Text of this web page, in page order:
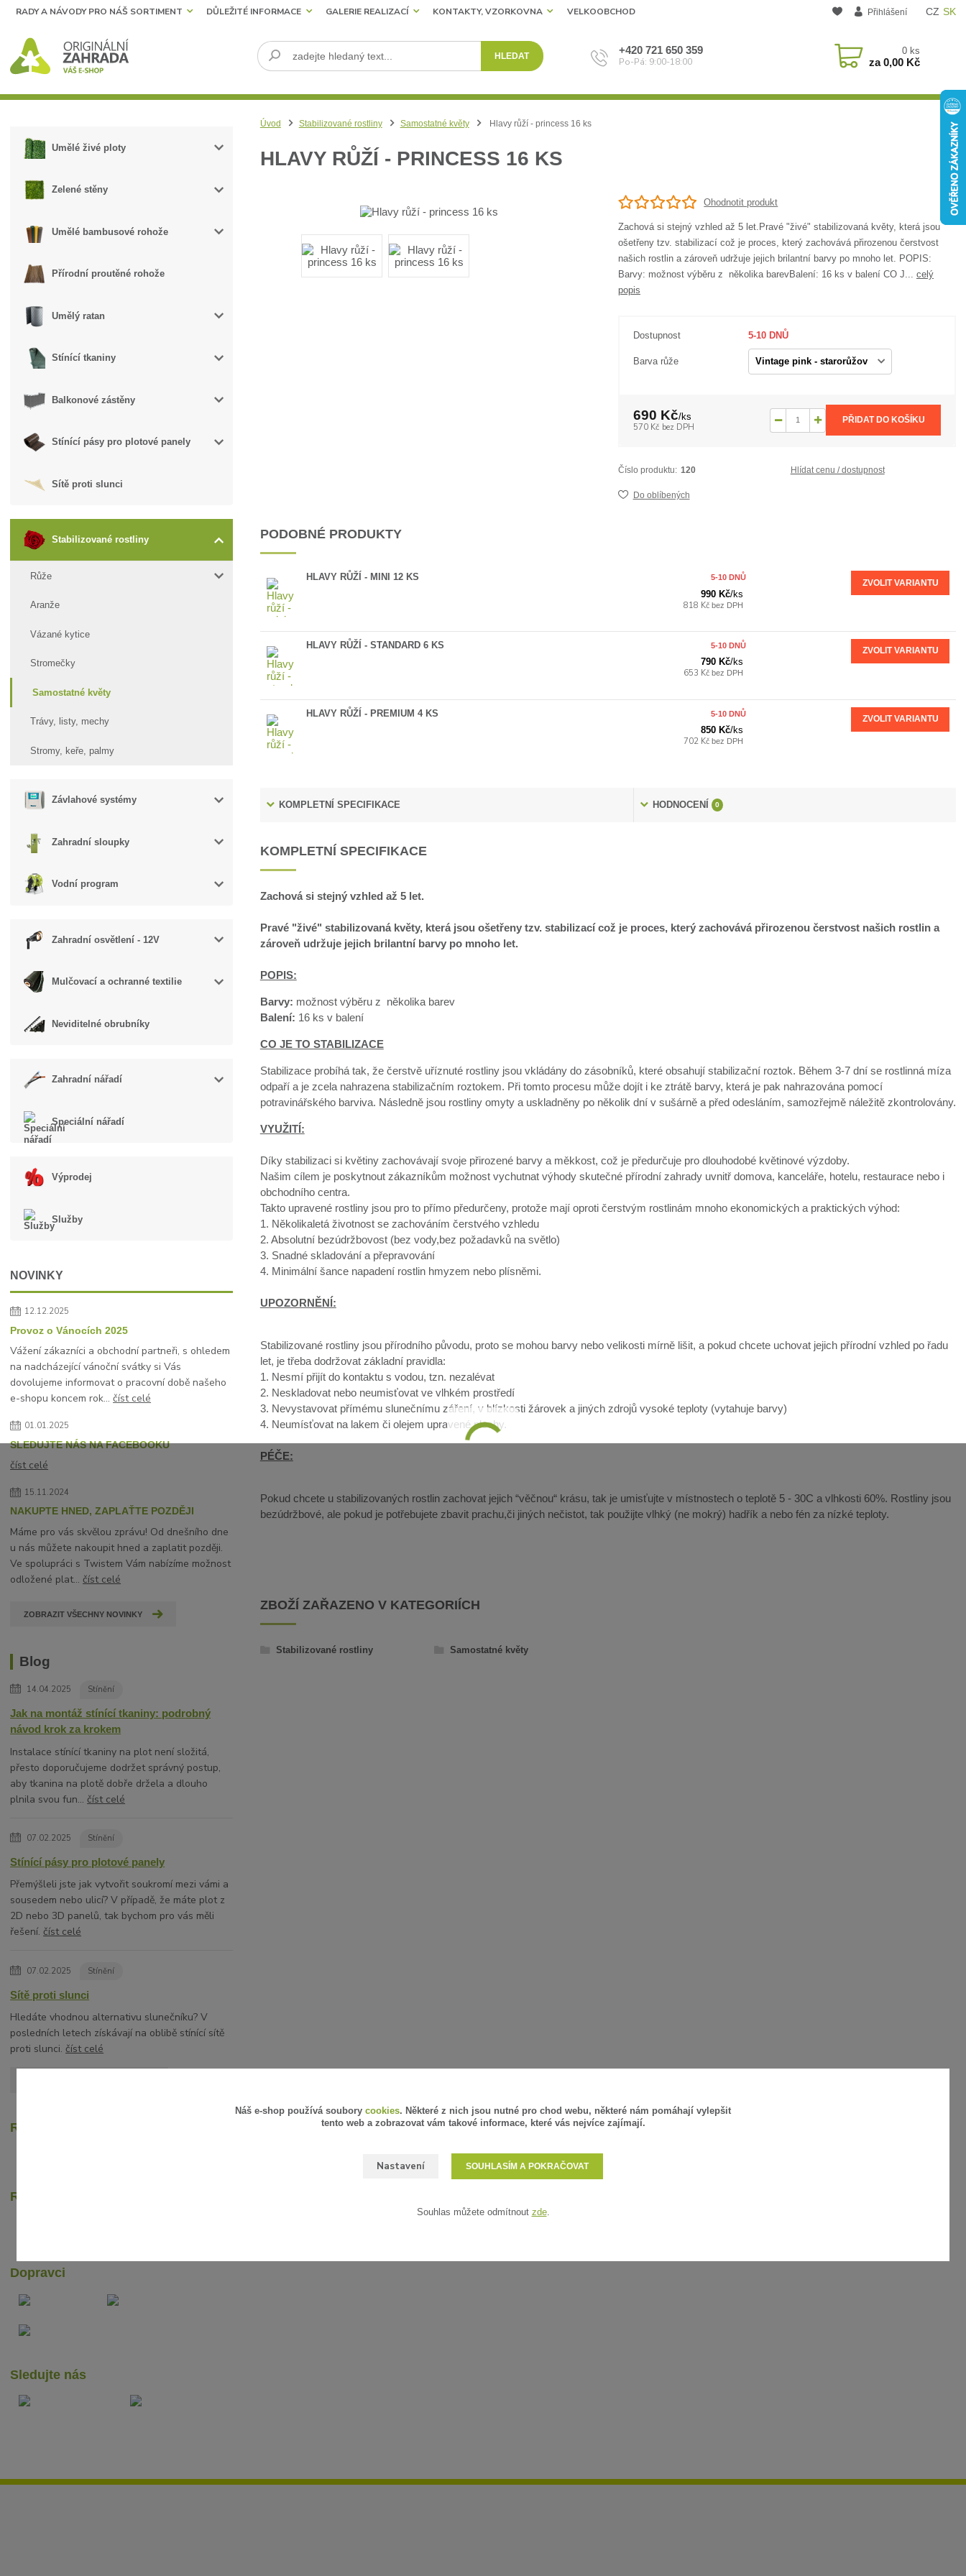
CZ SK
RADY A NÁVODY PRO NÁŠ SORTIMENT DŮLEŽITÉ INFORMACE GALERIE REALIZACÍ KONTAKTY, VZORKOVNA VELKOOBCHOD Přihlášení
HLEDAT +420 721 650 359
Po-Pá: 9:00-18:00
0 ks
za0,00 Kč
Umělé živé ploty
Zelené stěny
Umělé bambusové rohože
Přírodní proutěné rohože
Umělý ratan
Stínící tkaniny
Balkonové zástěny
Stínící pásy pro plotové panely
Sítě proti slunci
Stabilizované rostliny
Růže
Aranže
Vázané kytice
Stromečky
Samostatné květy
Trávy, listy, mechy
Stromy, keře, palmy
Závlahové systémy
Zahradní sloupky
Vodní program
Zahradní osvětlení - 12V
Mulčovací a ochranné textilie
Neviditelné obrubníky
Zahradní nářadí
Speciální nářadí
Výprodej
Služby
NOVINKY
12.12.2025
Provoz o Vánocích 2025
Vážení zákazníci a obchodní partneři, s ohledem
na nadcházející vánoční svátky si Vás
dovolujeme informovat o pracovní době našeho
e-shopu koncem rok...číst celé
01.01.2025
SLEDUJTE NÁS NA FACEBOOKU
číst celé
15.11.2024
NAKUPTE HNED, ZAPLAŤTE POZDĚJI
Máme pro vás skvělou zprávu! Od dnešního dne
u nás můžete nakoupit hned a zaplatit později.
Ve spolupráci s Twistem Vám nabízíme možnost
odložené plat...číst celé
ZOBRAZIT VŠECHNY NOVINKY
Blog
14.04.2025 Stínění
Jak na montáž stínící tkaniny: podrobný
návod krok za krokem
Instalace stínící tkaniny na plot není složitá,
přesto doporučujeme dodržet správný postup,
aby tkanina na plotě dobře držela a dlouho
plnila svou fun...číst celé
07.02.2025 Stínění
Stínící pásy pro plotové panely
Přemýšleli jste jak vytvořit soukromí mezi vámi a
sousedem nebo ulicí? V případě, že máte plot z
2D nebo 3D panelů, tak bychom pro vás měli
řešení.číst celé
07.02.2025 Stínění
Sítě proti slunci
Hledáte vhodnou alternativu slunečníku? V
posledních letech získávají na oblibě stínící sítě
proti slunci.číst celé
Recenze zákazníků
Rychlé online platby
Dopravci
Sledujte nás
Úvod Stabilizované rostliny Samostatné květy Hlavy růží - princess 16 ks
HLAVY RŮŽÍ - PRINCESS 16 KS
Ohodnotit produkt
Zachová si stejný vzhled až 5 let.Pravé "živé" stabilizovaná květy, která jsou
ošetřeny tzv. stabilizací což je proces, který zachovává přirozenou čerstvost
našich rostlin a zároveň udržuje jejich brilantní barvy po mnoho let. POPIS:
Barvy: možnost výběru z několika barevBalení: 16 ks v balení CO J... celý
popis
Dostupnost 5-10 DNŮ
Barva růže
690 Kč/ks
570 Kč bez DPH
PŘIDAT DO KOŠÍKU
Číslo produktu: 120 Hlídat cenu / dostupnost
Do oblíbených
PODOBNÉ PRODUKTY
HLAVY RŮŽÍ - MINI 12 KS
990 Kč/ks
818 Kč bez DPH
5-10 DNŮ
ZVOLIT VARIANTU
HLAVY RŮŽÍ - STANDARD 6 KS
790 Kč/ks
653 Kč bez DPH
5-10 DNŮ
ZVOLIT VARIANTU
HLAVY RŮŽÍ - PREMIUM 4 KS
850 Kč/ks
702 Kč bez DPH
5-10 DNŮ
ZVOLIT VARIANTU
KOMPLETNÍ SPECIFIKACE HODNOCENÍ 0
KOMPLETNÍ SPECIFIKACE
Zachová si stejný vzhled až 5 let.
Pravé "živé" stabilizovaná květy, která jsou ošetřeny tzv. stabilizací což je proces, který zachovává přirozenou čerstvost našich rostlin a
zároveň udržuje jejich brilantní barvy po mnoho let.
POPIS:
Barvy: možnost výběru z několika barev
Balení: 16 ks v balení
CO JE TO STABILIZACE
Stabilizace probíhá tak, že čerstvě uříznuté rostliny jsou vkládány do zásobníků, které obsahují stabilizační roztok. Během 3-7 dní se rostlinná míza
odpaří a je zcela nahrazena stabilizačním roztokem. Při tomto procesu může dojít i ke ztrátě barvy, která je pak nahrazována pomocí
potravinářského barviva. Následně jsou rostliny omyty a uskladněny po několik dní v sušárně a před odesláním, samozřejmě náležitě zkontrolovány.
VYUŽITÍ:
Díky stabilizaci si květiny zachovávají svoje přirozené barvy a měkkost, což je předurčuje pro dlouhodobé květinové výzdoby.
Našim cílem je poskytnout zákazníkům možnost vychutnat výhody skutečné přírodní zahrady uvnitř domova, kanceláře, hotelu, restaurace nebo i
obchodního centra.
Takto upravené rostliny jsou pro to přímo předurčeny, protože mají oproti čerstvým rostlinám mnoho ekonomických a praktických výhod:
1. Několikaletá životnost se zachováním čerstvého vzhledu
2. Absolutní bezúdržbovost (bez vody,bez požadavků na světlo)
3. Snadné skladování a přepravování
4. Minimální šance napadení rostlin hmyzem nebo plísněmi.
UPOZORNĚNÍ:
Stabilizované rostliny jsou přírodního původu, proto se mohou barvy nebo velikosti mírně lišit, a pokud chcete uchovat jejich přírodní vzhled po řadu
let, je třeba dodržovat základní pravidla:
1. Nesmí přijít do kontaktu s vodou, tzn. nezalévat
2. Neskladovat nebo neumisťovat ve vlhkém prostředí
3. Nevystavovat přímému slunečnímu záření, v blízkosti žárovek a jiných zdrojů vysoké teploty (vytahuje barvy)
4. Neumísťovat na lakem či olejem upravené plochy.
PÉČE:
Pokud chcete u stabilizovaných rostlin zachovat jejich “věčnou“ krásu, tak je umisťujte v místnostech o teplotě 5 - 30C a vlhkosti 60%. Rostliny jsou
bezúdržbové, ale pokud je potřebujete zbavit prachu,či jiných nečistot, tak použijte vlhký (ne mokrý) hadřík a nebo fén za nízké teploty.
ZBOŽÍ ZAŘAZENO V KATEGORIÍCH
Stabilizované rostliny Samostatné květy
Náš e-shop používá soubory cookies. Některé z nich jsou nutné pro chod webu, některé nám pomáhají vylepšit
tento web a zobrazovat vám takové informace, které vás nejvíce zajímají.
Nastavení SOUHLASÍM A POKRAČOVAT
Souhlas můžete odmítnout zde.